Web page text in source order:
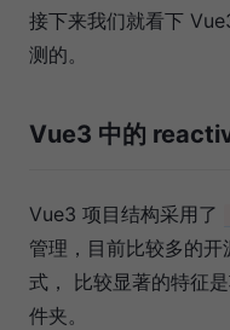
接下来我们就看下
测的。
Vue3 中的
Vue3 项目结构采用了
管理，目前比较多的
式， 比较显著的特征
件夹。